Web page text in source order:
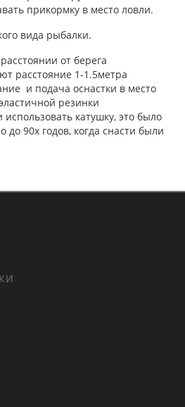
прикормку в место ловли.
вида рыбалки.
от берега
расстояние 1-1.5метра
и подача оснастки в место
резинки
использовать катушку, это было
до 90х годов, когда снасти были